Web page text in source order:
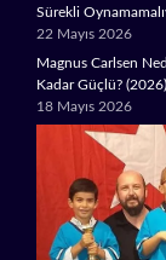
Sürekli
22 Mayıs 2026
Magnus Carlsen
Kadar Güçlü? (2026)
18 Mayıs 2026